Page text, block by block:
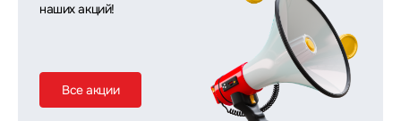
наших акций!
Все акции